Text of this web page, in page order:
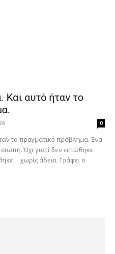
Και αυτό ήταν το
0
το πραγματικό πρόβλημα. Ένα
Όχι γιατί δεν ειπώθηκε
χωρίς άδεια. Γράφει ο